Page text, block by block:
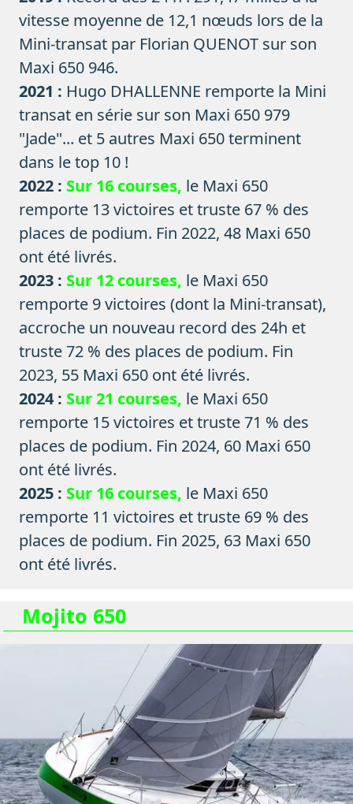
vitesse moyenne de 12,1 nœuds lors de la
Mini-transat par Florian QUENOT sur son
Maxi 650 946.
2021 : Hugo DHALLENNE remporte la Mini
transat en série sur son Maxi 650 979
"Jade"... et 5 autres Maxi 650 terminent
dans le top 10 !
2022 : Sur 16 courses, le Maxi 650
remporte 13 victoires et truste 67 % des
places de podium. Fin 2022, 48 Maxi 650
ont été livrés.
2023 : Sur 12 courses, le Maxi 650
remporte 9 victoires (dont la Mini-transat),
accroche un nouveau record des 24h et
truste 72 % des places de podium. Fin
2023, 55 Maxi 650 ont été livrés.
2024 : Sur 21 courses, le Maxi 650
remporte 15 victoires et truste 71 % des
places de podium. Fin 2024, 60 Maxi 650
ont été livrés.
2025 : Sur 16 courses, le Maxi 650
remporte 11 victoires et truste 69 % des
places de podium. Fin 2025, 63 Maxi 650
ont été livrés.
Mojito 650